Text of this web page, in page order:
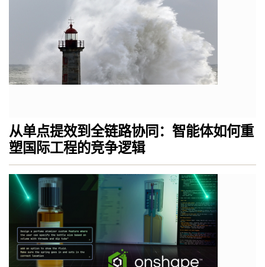
从单点提效到全链路协同：智能体如何重
塑国际工程的竞争逻辑